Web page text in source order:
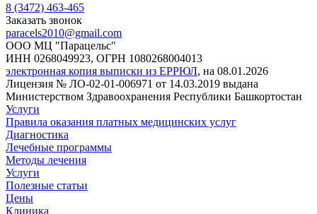
8 (3472) 463-465
Заказать звонок
paracels2010@gmail.com
ООО МЦ "Парацельс"
ИНН 0268049923, ОГРН 1080268004013
электронная копия выписки из ЕРРЮЛ, на 08.01.2026
Лицензия № ЛО-02-01-006971 от 14.03.2019 выдана
Министерством Здравоохранения Республики Башкортостан
Услуги
Правила оказания платных медицинских услуг
Диагностика
Лечебные программы
Методы лечения
Услуги
Полезные статьи
Цены
Клиника